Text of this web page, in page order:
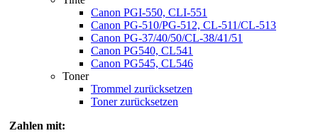
Canon PGI-550, CLI-551
Canon PG-510/PG-512, CL-511/CL-513
Canon PG-37/40/50/CL-38/41/51
Canon PG540, CL541
Canon PG545, CL546
Toner
Trommel zurücksetzen
Toner zurücksetzen
Zahlen mit: